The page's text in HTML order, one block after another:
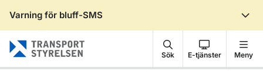
Varning för bluff-SMS
Sök E-tjänster Meny